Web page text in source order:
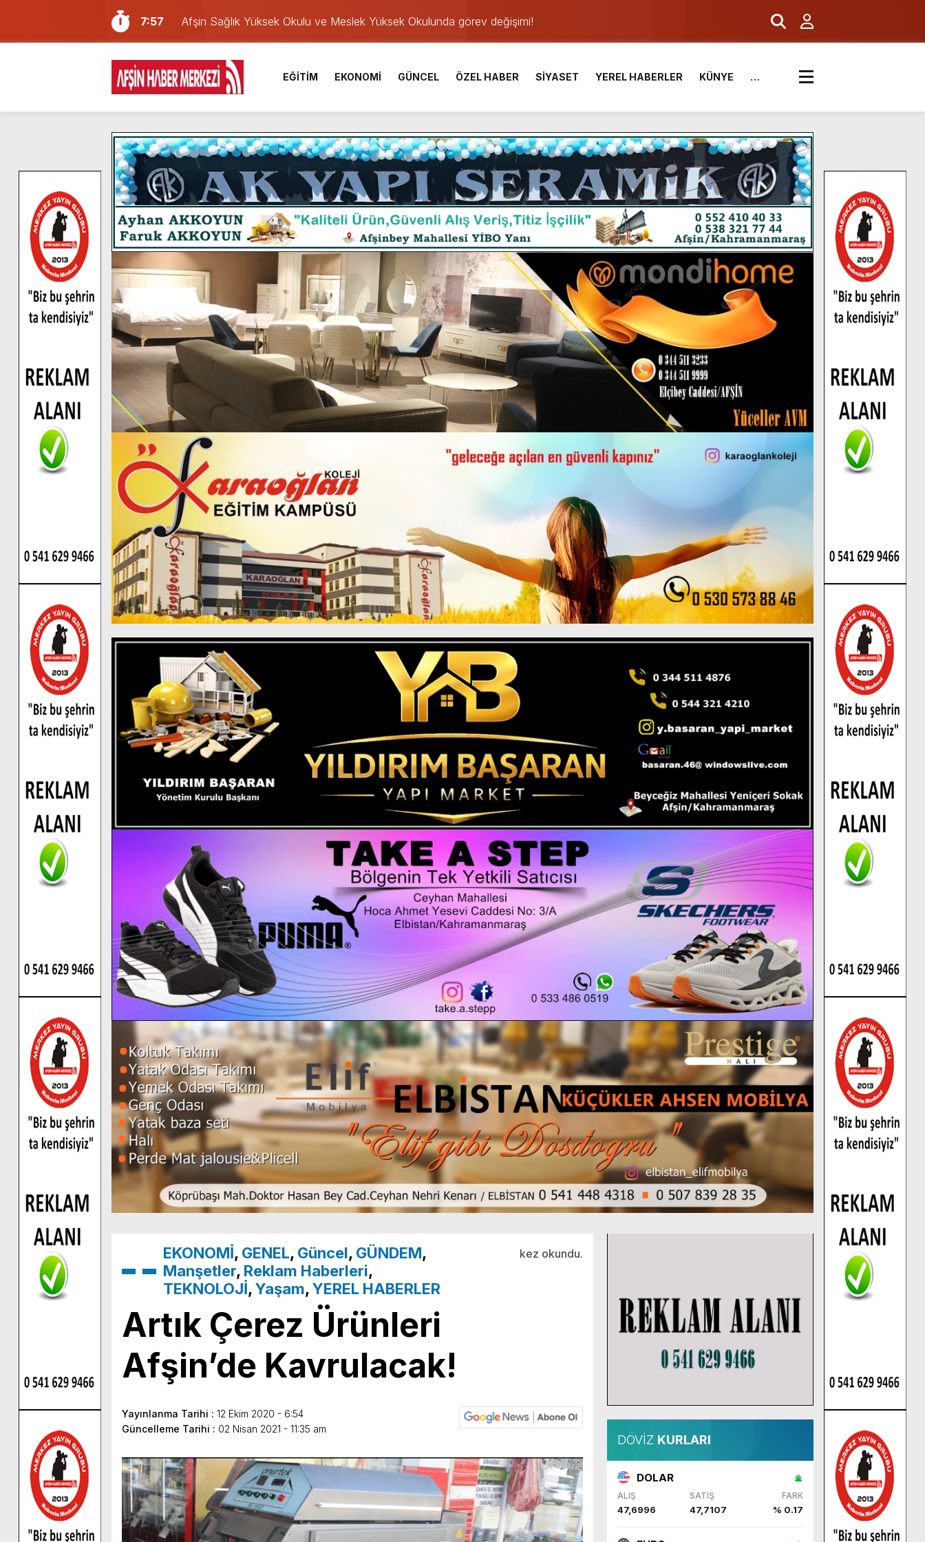
7:57
Afşin Sağlık Yüksek Okulu ve Meslek Yüksek Okulunda görev değişimi!
6:31
Onikişubat Belediyesi’nin Üniversite Hazırlık Kursu başvurularında son gün 7 Ağustos.
16:10
Uluslararası Bisiklet Yarışması’nda En Zorlu Etap Tamamlandı.
13:27
NOTER ONAYLI TYP LİSTESİ YAYINLANDI.
11:22
KAFUM Fuar Alanı Bulut ve Yavuz’un Ezgileriyle Şenlendi.
8:06
Afşinli bir hemşehrimizin de olduğu Filistin Konvoyu, güçlenerek ilerliyor.
14:05
Madrigal, Perşembe Günü KAFUM’da Sahne Alacak.
7:39
KEDİNİZ Mİ VAR?
7:27
Cumhurbaşkanı Erdoğan, Ayser Çalık Ortaokulu Şehitlerinin Aileleriyle Bir Araya Geldi.
8:58
GÖZYAŞI RAHMETTİR
EĞİTİM EKONOMİ GÜNCEL ÖZEL HABER SİYASET YEREL HABERLER KÜNYE …
EKONOMİ, GENEL, Güncel, GÜNDEM,
Manşetler, Reklam Haberleri,
TEKNOLOJİ,Yaşam,YEREL HABERLER
kez okundu.
Artık Çerez Ürünleri
Afşin’de Kavrulacak!
Yayınlanma Tarihi : 12 Ekim 2020 - 6:54
Güncelleme Tarihi : 02 Nisan 2021 - 11:35 am
DÖVİZ KURLARI
DOLAR
ALIŞ SATIŞ FARK
47,6996 47,7107 % 0.17